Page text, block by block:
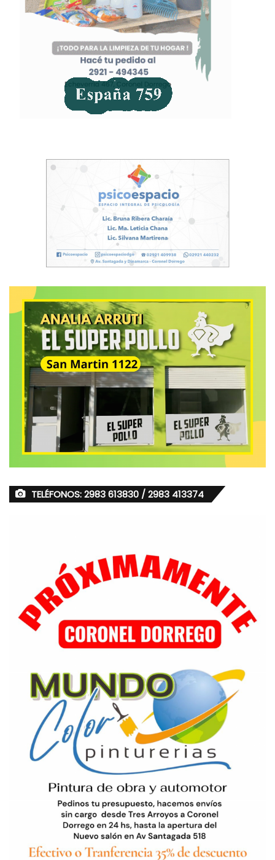
TELÉFONOS: 2983 613830 / 2983 413374